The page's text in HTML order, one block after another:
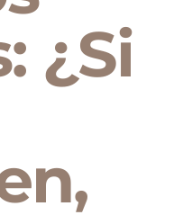
¿Si